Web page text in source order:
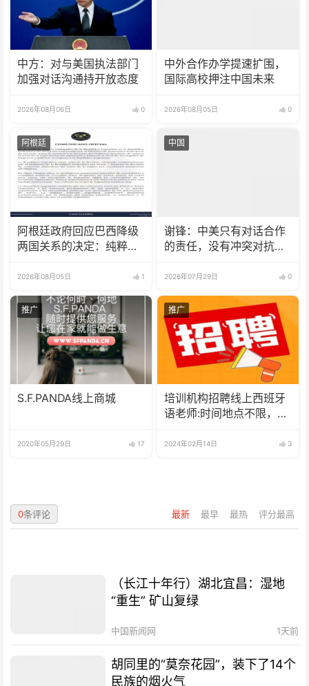
中方：对与美国执法部门
加强对话沟通持开放态度
2026年08月06日 0
中外合作办学提速扩围，
国际高校押注中国未来
2026年08月05日 0
阿根廷
阿根廷政府回应巴西降级
两国关系的决定：纯粹意
2026年08月05日 1
中国
谢锋：中美只有对话合作
的责任，没有冲突对抗的
2026年07月29日 0
推广
S.F.PANDA线上商城
2020年05月29日 17
推广
培训机构招聘线上西班牙
语老师:时间地点不限，可
2024年02月14日 3
最新 最早 最热 评分最高
0条评论
（长江十年行）湖北宜昌：湿地
“重生” 矿山复绿
中国新闻网 1天前
胡同里的“莫奈花园”，装下了14个
民族的烟火气